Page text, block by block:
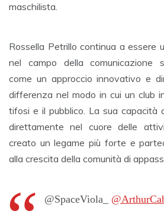
maschilista.
Rossella Petrillo continua a essere
nel campo della comunicazione
come un approccio innovativo e
differenza nel modo in cui un club
tifosi e il pubblico. La sua capacità
direttamente nel cuore delle
creato un legame più forte e
alla crescita della comunità di
@SpaceViola_